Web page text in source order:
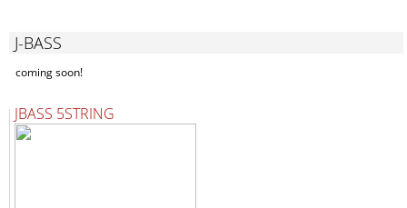
J-BASS
coming soon!
JBASS 5STRING